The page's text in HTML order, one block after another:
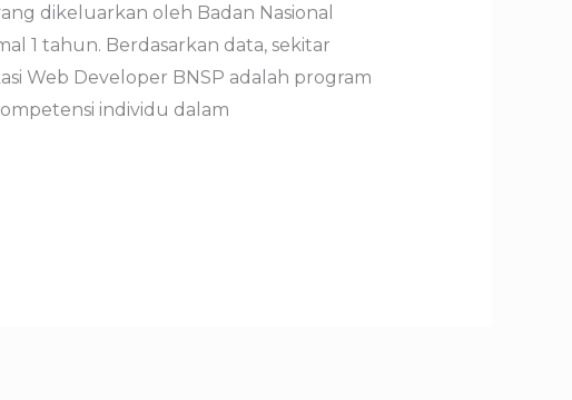
dikeluarkan oleh Badan Nasional
1 tahun. Berdasarkan data, sekitar
Web Developer BNSP adalah program
individu dalam